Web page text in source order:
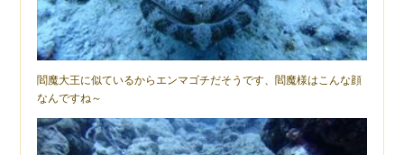
閻魔大王に似ているからエンマゴチだそうです、閻魔様はこんな顔
なんですね～